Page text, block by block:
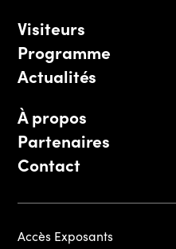
Visiteurs
Programme
Actualités
À propos
Partenaires
Contact
Accès Exposants